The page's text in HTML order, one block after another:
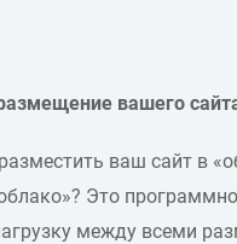
вашего
ваш сайт в
Это
между всеми